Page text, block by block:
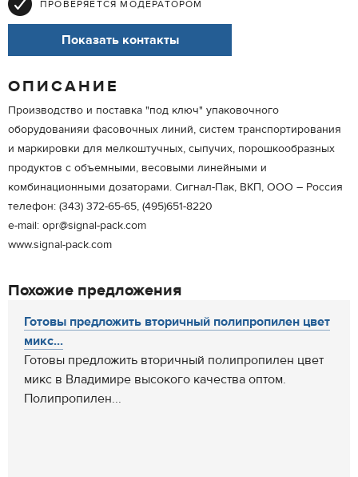
ПРОВЕРЯЕТСЯ МОДЕРАТОРОМ
Показать контакты
ОПИСАНИЕ
Производство и поставка "под ключ" упаковочного
оборудованияи фасовочных линий, систем транспортирования
и маркировки для мелкоштучных, сыпучих, порошкообразных
продуктов с объемными, весовыми линейными и
комбинационными дозаторами. Cигнал-Пак, ВКП, ООО – Россия
телефон: (343) 372-65-65, (495)651-8220
e-mail: opr@signal-pack.com
www.signal-pack.com
Похожие предложения
Готовы предложить вторичный полипропилен цвет
микс...
Готовы предложить вторичный полипропилен цвет
микс в Владимире высокого качества оптом.
Полипропилен...